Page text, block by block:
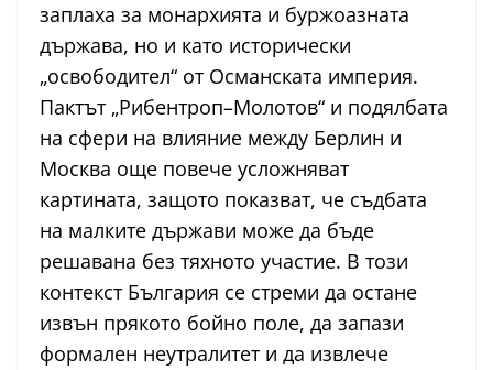
заплаха за монархията и буржоазната
държава, но и като исторически
„освободител“ от Османската империя.
Пактът „Рибентроп–Молотов“ и подялбата
на сфери на влияние между Берлин и
Москва още повече усложняват
картината, защото показват, че съдбата
на малките държави може да бъде
решавана без тяхното участие. В този
контекст България се стреми да остане
извън прякото бойно поле, да запази
формален неутралитет и да извлече